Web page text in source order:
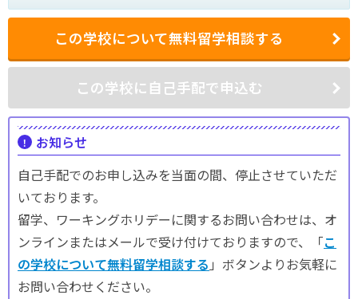
この学校について無料留学相談する
この学校に自己手配で申込む
お知らせ
自己手配でのお申し込みを当面の間、停止させていただ
いております。
留学、ワーキングホリデーに関するお問い合わせは、オ
ンラインまたはメールで受け付けておりますので、「こ
の学校について無料留学相談する 」ボタンよりお気軽に
お問い合わせください。